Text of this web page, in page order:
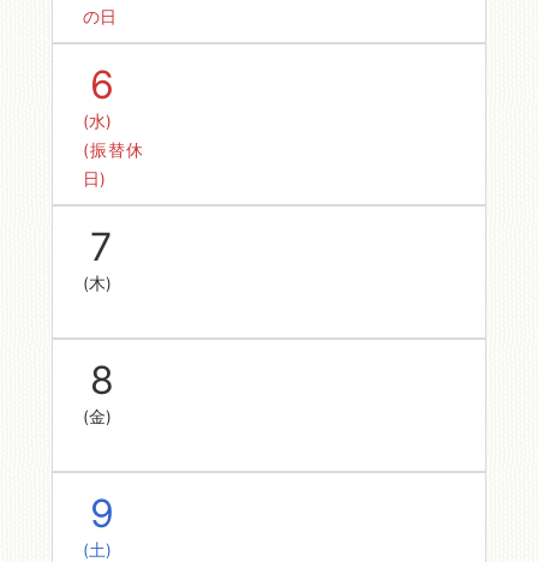
の日
6
(水)
(振替休
日)
7
(木)
8
(金)
9
(土)